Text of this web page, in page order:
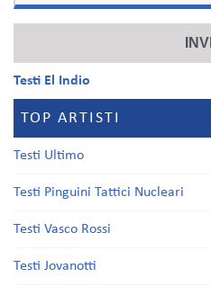
Testi El Indio
TOP ARTISTI
Testi Ultimo
Testi Pinguini Tattici Nucleari
Testi Vasco Rossi
Testi Jovanotti